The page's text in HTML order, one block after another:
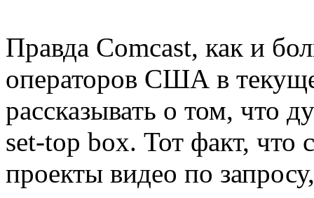
Правда Comcast, как и
операторов США в
рассказывать о том, что
set-top box. Тот факт, что
проекты видео по